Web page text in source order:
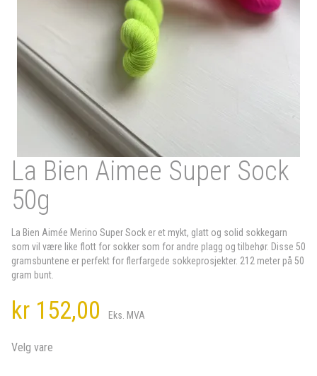
La Bien Aimee Super Sock
50g
La Bien Aimée Merino Super Sock er et mykt, glatt og solid sokkegarn
som vil være like flott for sokker som for andre plagg og tilbehør. Disse 50
gramsbuntene er perfekt for flerfargede sokkeprosjekter. 212 meter på 50
gram bunt.
kr 152,00 Eks. MVA
Velg vare